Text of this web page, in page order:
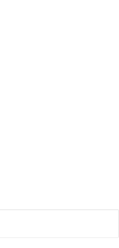
notre coté 😉
à
Sage
dans Sage,